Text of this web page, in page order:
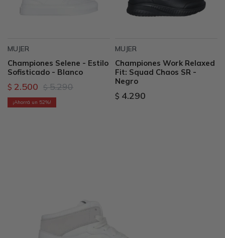
MUJER
Championes Selene - Estilo
Sofisticado - Blanco
$ 2.500 $ 5.290
52
MUJER
Championes Work Relaxed
Fit: Squad Chaos SR -
Negro
$ 4.290